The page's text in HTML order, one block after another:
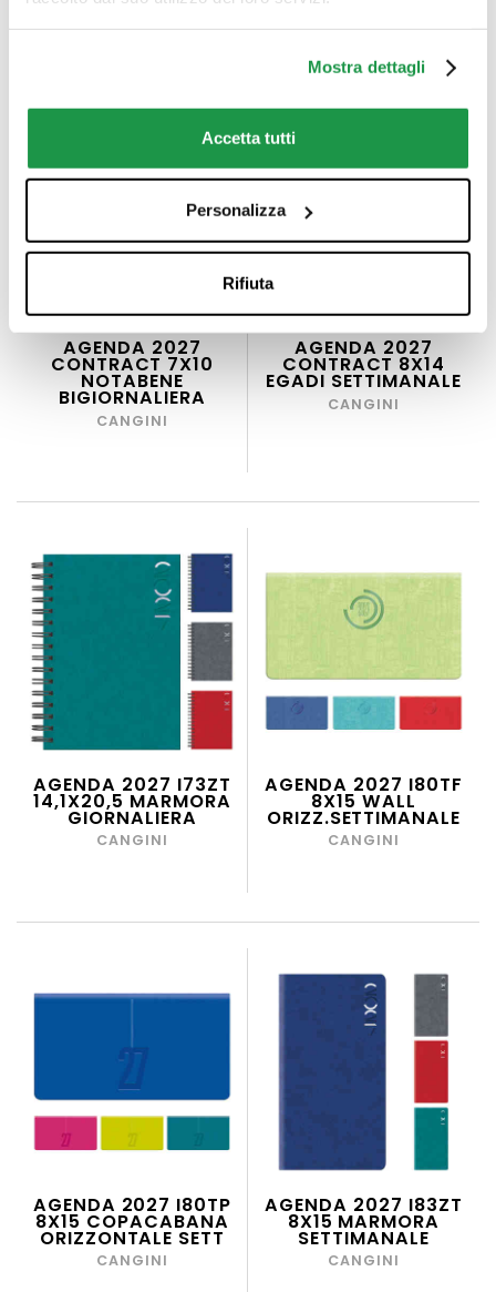
Mostra dettagli
Accetta tutti
Personalizza
Rifiuta
AGENDA 2027
CONTRACT 7X10
NOTABENE
BIGIORNALIERA
CANGINI
AGENDA 2027
CONTRACT 8X14
EGADI SETTIMANALE
CANGINI
AGENDA 2027 I73ZT
14,1X20,5 MARMORA
GIORNALIERA
CANGINI
AGENDA 2027 I80TF
8X15 WALL
ORIZZ.SETTIMANALE
CANGINI
AGENDA 2027 I80TP
8X15 COPACABANA
ORIZZONTALE SETT
CANGINI
AGENDA 2027 I83ZT
8X15 MARMORA
SETTIMANALE
CANGINI